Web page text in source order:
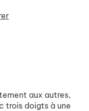
aux autres,
trois doigts à une